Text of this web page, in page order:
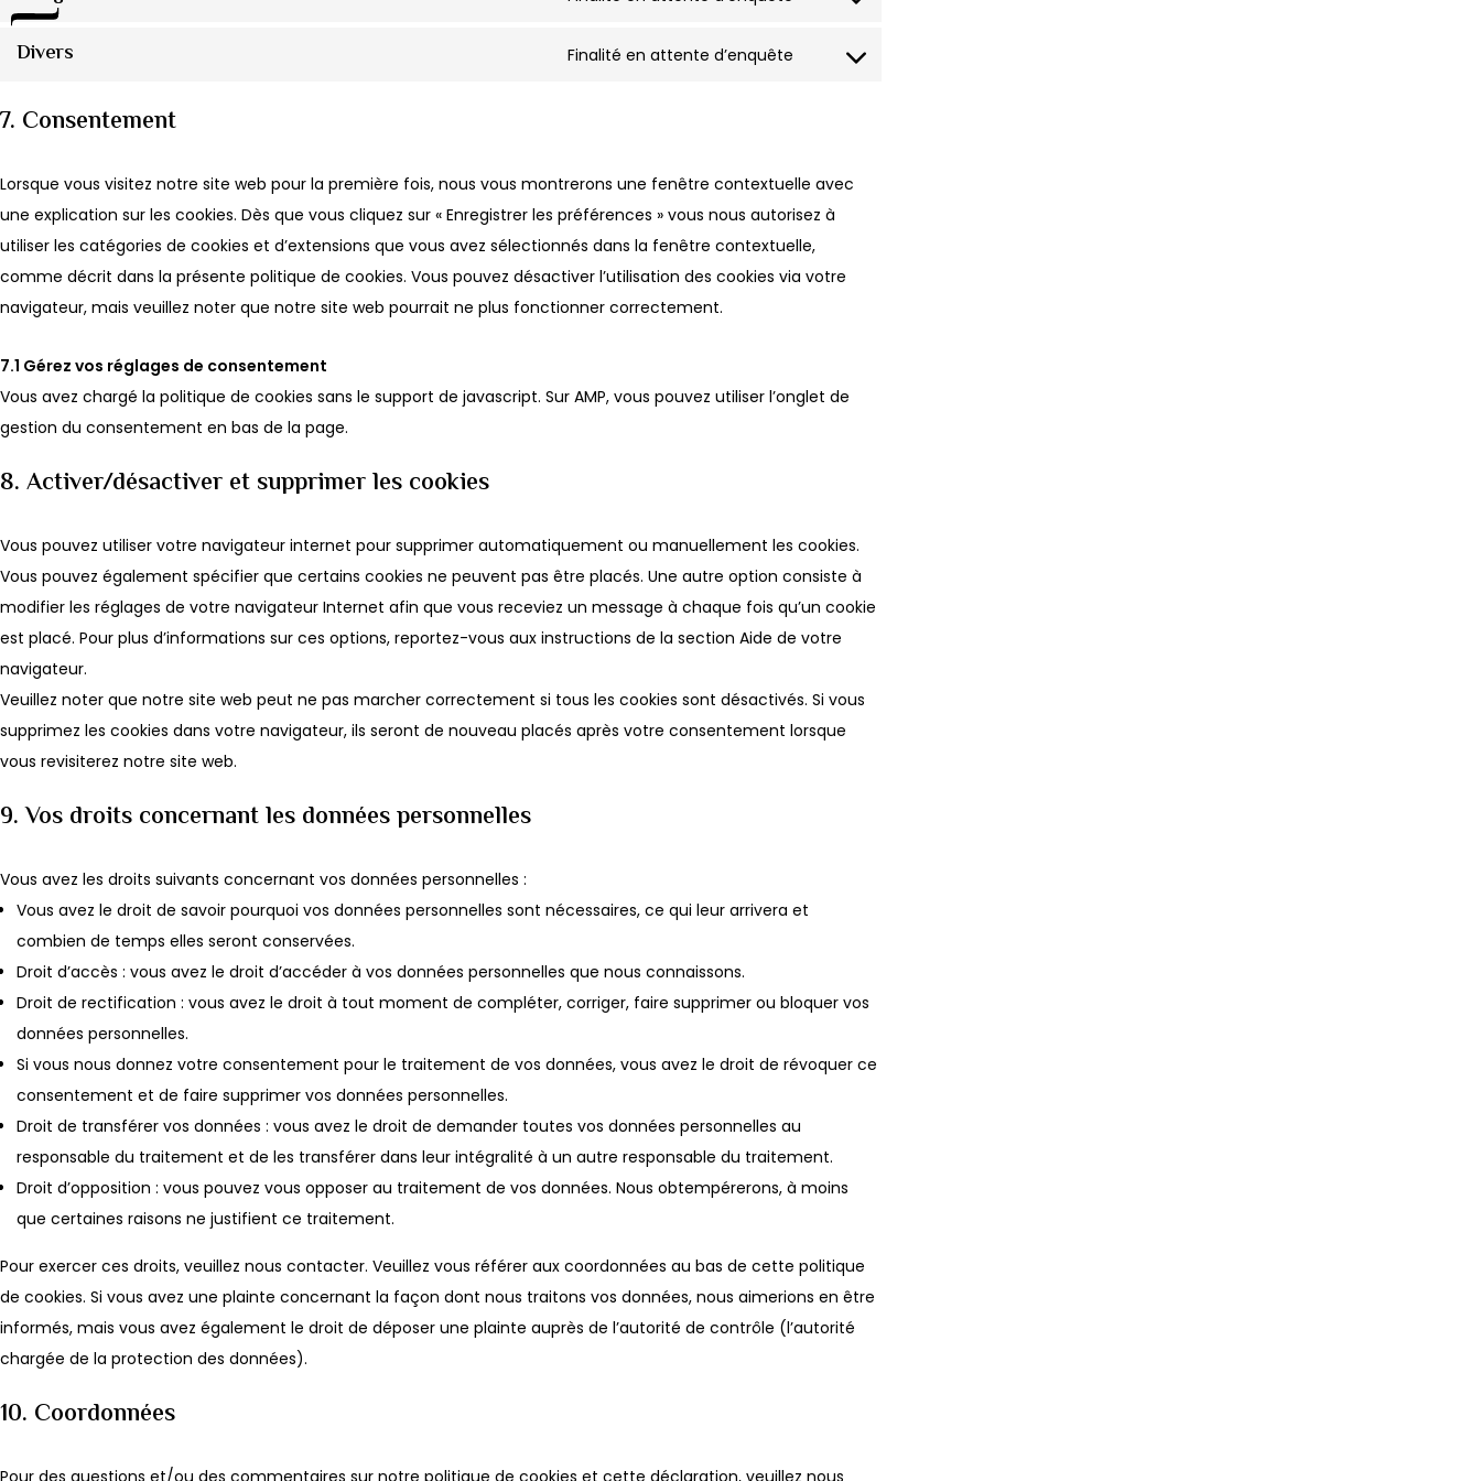
service
Consent
service
Divers Finalité en attente d’enquête
Consent
7. Consentement
Lorsque vous visitez notre site web pour la première fois, nous vous montrerons une fenêtre contextuelle avec
une explication sur les cookies. Dès que vous cliquez sur « Enregistrer les préférences » vous nous autorisez à
utiliser les catégories de cookies et d’extensions que vous avez sélectionnés dans la fenêtre contextuelle,
comme décrit dans la présente politique de cookies. Vous pouvez désactiver l’utilisation des cookies via votre
navigateur, mais veuillez noter que notre site web pourrait ne plus fonctionner correctement.
7.1 Gérez vos réglages de consentement
Vous avez chargé la politique de cookies sans le support de javascript. Sur AMP, vous pouvez utiliser l’onglet de
gestion du consentement en bas de la page.
8. Activer/désactiver et supprimer les cookies
Vous pouvez utiliser votre navigateur internet pour supprimer automatiquement ou manuellement les cookies.
Vous pouvez également spécifier que certains cookies ne peuvent pas être placés. Une autre option consiste à
modifier les réglages de votre navigateur Internet afin que vous receviez un message à chaque fois qu’un cookie
est placé. Pour plus d’informations sur ces options, reportez-vous aux instructions de la section Aide de votre
navigateur.
Veuillez noter que notre site web peut ne pas marcher correctement si tous les cookies sont désactivés. Si vous
supprimez les cookies dans votre navigateur, ils seront de nouveau placés après votre consentement lorsque
vous revisiterez notre site web.
9. Vos droits concernant les données personnelles
Vous avez les droits suivants concernant vos données personnelles :
Vous avez le droit de savoir pourquoi vos données personnelles sont nécessaires, ce qui leur arrivera et
combien de temps elles seront conservées.
Droit d’accès : vous avez le droit d’accéder à vos données personnelles que nous connaissons.
Droit de rectification : vous avez le droit à tout moment de compléter, corriger, faire supprimer ou bloquer vos
données personnelles.
Si vous nous donnez votre consentement pour le traitement de vos données, vous avez le droit de révoquer ce
consentement et de faire supprimer vos données personnelles.
Droit de transférer vos données : vous avez le droit de demander toutes vos données personnelles au
responsable du traitement et de les transférer dans leur intégralité à un autre responsable du traitement.
Droit d’opposition : vous pouvez vous opposer au traitement de vos données. Nous obtempérerons, à moins
que certaines raisons ne justifient ce traitement.
Pour exercer ces droits, veuillez nous contacter. Veuillez vous référer aux coordonnées au bas de cette politique
de cookies. Si vous avez une plainte concernant la façon dont nous traitons vos données, nous aimerions en être
informés, mais vous avez également le droit de déposer une plainte auprès de l’autorité de contrôle (l’autorité
chargée de la protection des données).
10. Coordonnées
Pour des questions et/ou des commentaires sur notre politique de cookies et cette déclaration, veuillez nous